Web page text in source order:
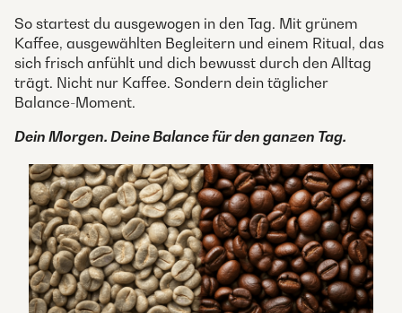
So startest du ausgewogen in den Tag. Mit grünem
Kaffee, ausgewählten Begleitern und einem Ritual, das
sich frisch anfühlt und dich bewusst durch den Alltag
trägt. Nicht nur Kaffee. Sondern dein täglicher
Balance-Moment.
Dein Morgen. Deine Balance für den ganzen Tag.